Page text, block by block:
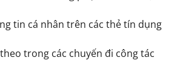
tin cá nhân trên các thẻ tín dụng
trong các chuyến đi công tác